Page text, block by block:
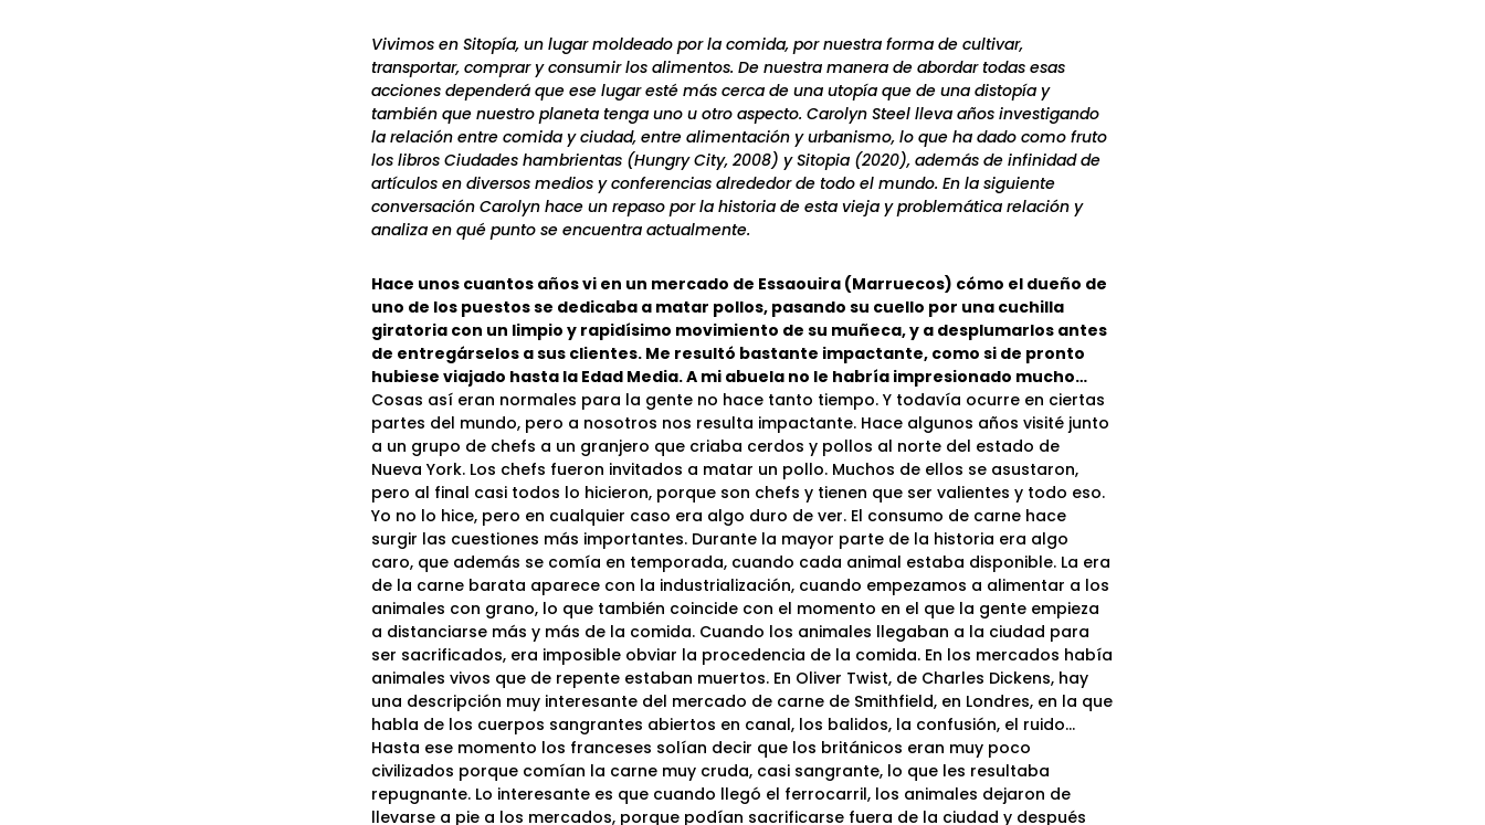
Vivimos en Sitopía, un lugar moldeado por la comida, por nuestra forma de cultivar,
transportar, comprar y consumir los alimentos. De nuestra manera de abordar todas esas
acciones dependerá que ese lugar esté más cerca de una utopía que de una distopía y
también que nuestro planeta tenga uno u otro aspecto. Carolyn Steel lleva años investigando
la relación entre comida y ciudad, entre alimentación y urbanismo, lo que ha dado como fruto
los libros Ciudades hambrientas (Hungry City, 2008) y Sitopia (2020), además de infinidad de
artículos en diversos medios y conferencias alrededor de todo el mundo. En la siguiente
conversación Carolyn hace un repaso por la historia de esta vieja y problemática relación y
analiza en qué punto se encuentra actualmente.
Hace unos cuantos años vi en un mercado de Essaouira (Marruecos) cómo el dueño de
uno de los puestos se dedicaba a matar pollos, pasando su cuello por una cuchilla
giratoria con un limpio y rapidísimo movimiento de su muñeca, y a desplumarlos antes
de entregárselos a sus clientes. Me resultó bastante impactante, como si de pronto
hubiese viajado hasta la Edad Media. A mi abuela no le habría impresionado mucho…
Cosas así eran normales para la gente no hace tanto tiempo. Y todavía ocurre en ciertas
partes del mundo, pero a nosotros nos resulta impactante. Hace algunos años visité junto
a un grupo de chefs a un granjero que criaba cerdos y pollos al norte del estado de
Nueva York. Los chefs fueron invitados a matar un pollo. Muchos de ellos se asustaron,
pero al final casi todos lo hicieron, porque son chefs y tienen que ser valientes y todo eso.
Yo no lo hice, pero en cualquier caso era algo duro de ver. El consumo de carne hace
surgir las cuestiones más importantes. Durante la mayor parte de la historia era algo
caro, que además se comía en temporada, cuando cada animal estaba disponible. La era
de la carne barata aparece con la industrialización, cuando empezamos a alimentar a los
animales con grano, lo que también coincide con el momento en el que la gente empieza
a distanciarse más y más de la comida. Cuando los animales llegaban a la ciudad para
ser sacrificados, era imposible obviar la procedencia de la comida. En los mercados había
animales vivos que de repente estaban muertos. En Oliver Twist, de Charles Dickens, hay
una descripción muy interesante del mercado de carne de Smithfield, en Londres, en la que
habla de los cuerpos sangrantes abiertos en canal, los balidos, la confusión, el ruido…
Hasta ese momento los franceses solían decir que los británicos eran muy poco
civilizados porque comían la carne muy cruda, casi sangrante, lo que les resultaba
repugnante. Lo interesante es que cuando llegó el ferrocarril, los animales dejaron de
llevarse a pie a los mercados, porque podían sacrificarse fuera de la ciudad y después